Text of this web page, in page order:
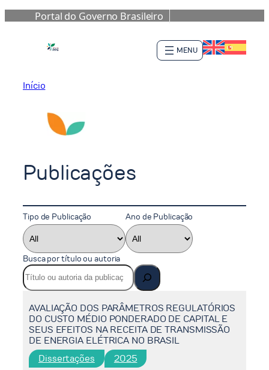
Portal do Governo Brasileiro
para
o
Início
Publicações
Tipo de Publicação Ano de Publicação
Busca por título ou autoria
AVALIAÇÃO DOS PARÂMETROS REGULATÓRIOS
DO CUSTO MÉDIO PONDERADO DE CAPITAL E
SEUS EFEITOS NA RECEITA DE TRANSMISSÃO
DE ENERGIA ELÉTRICA NO BRASIL
Dissertações 2025